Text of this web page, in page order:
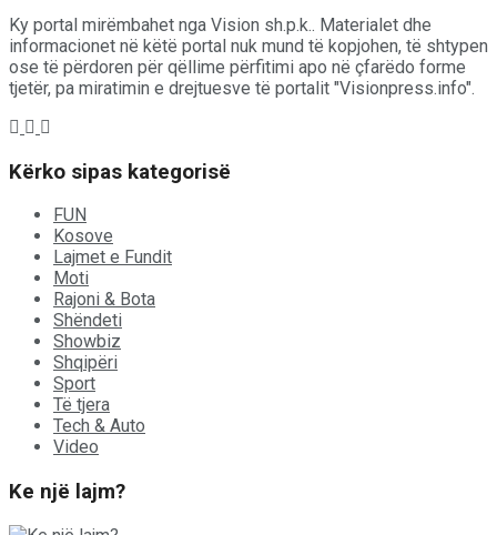
Ky portal mirëmbahet nga Vision sh.p.k.. Materialet dhe
informacionet në këtë portal nuk mund të kopjohen, të shtypen
ose të përdoren për qëllime përfitimi apo në çfarëdo forme
tjetër, pa miratimin e drejtuesve të portalit "Visionpress.info".
Kërko sipas kategorisë
FUN
Kosove
Lajmet e Fundit
Moti
Rajoni & Bota
Shëndeti
Showbiz
Shqipëri
Sport
Të tjera
Tech & Auto
Video
Ke një lajm?